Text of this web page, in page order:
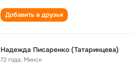
Добавить в друзья
Надежда Писаренко (Татаринцева)
72 года, Минск